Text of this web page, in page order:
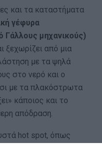
και τα καταστήματα
γέφυρα
Γάλλους μηχανικούς)
ξεχωρίζει από μια
με τα ψηλά
στο νερό και ο
με τα πλακόστρωτα
κάποιος και το
απόδραση.
hot spot, όπως